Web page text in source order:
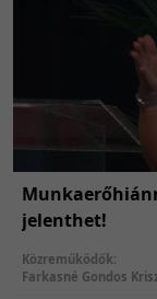
jelenthet!
Közreműködők:
Farkasné Gondos